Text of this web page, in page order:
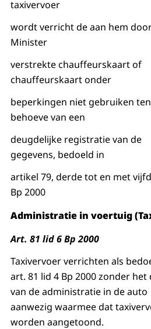
taxivervoer
wordt verricht de aan hem
Minister
verstrekte chauffeurskaart of
chauffeurskaart onder
beperkingen niet gebruiken ten
behoeve van een
deugdelijke registratie van de
gegevens, bedoeld in
artikel 79, derde tot en met
Bp 2000
Administratie in voertuig
Art. 81 lid 6 Bp 2000
Taxivervoer verrichten als
art. 81 lid 4 Bp 2000 zonder het
van de administratie in de auto
aanwezig waarmee dat
worden aangetoond.